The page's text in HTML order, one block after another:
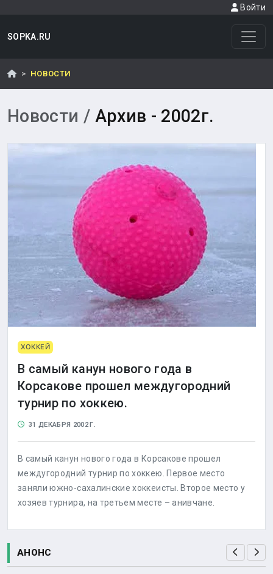
Войти
SOPKA.RU
НОВОСТИ
Новости / Архив - 2002г.
ХОККЕЙ
В самый канун нового года в
Корсакове прошел междугородний
турнир по хоккею.
31 ДЕКАБРЯ 2002 Г.
В самый канун нового года в Корсакове прошел
междугородний турнир по хоккею. Первое место
заняли южно-сахалинские хоккеисты. Второе место у
хозяев турнира, на третьем месте – анивчане.
АНОНС